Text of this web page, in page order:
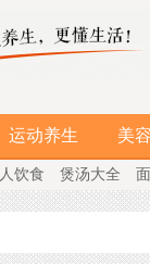
运动养生 美
饮食 煲汤大全